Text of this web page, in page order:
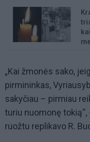
„Kai žmonės sako,
pirmininkas,
sakyčiau – pirmiau
turiu nuomonę
ruožtu replikavo R.